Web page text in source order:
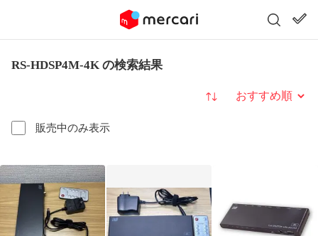
RS-HDSP4M-4K の検索結果
販売中のみ表示
並び替え